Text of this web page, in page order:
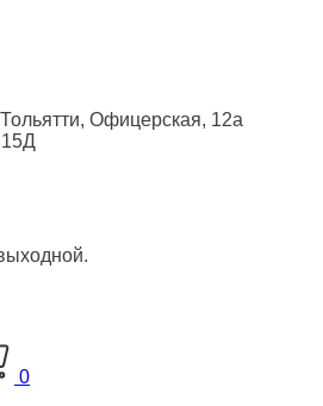
Тольятти, Офицерская, 12а
15Д
0